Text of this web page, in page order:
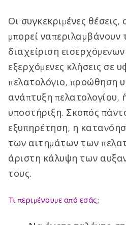
Οι συγκεκριμένες
μπορεί ναπεριλαμβάνουν
διαχείριση
εξερχόμενες κλήσεις σε
πελατολόγιο, προώθηση
ανάπτυξη πελατολογίου,
υποστήριξη. Σκοπός
εξυπηρέτηση, η
των αιτημάτων των
άριστη κάλυψη των
τους.
Τι περιμένουμε από εσάς;